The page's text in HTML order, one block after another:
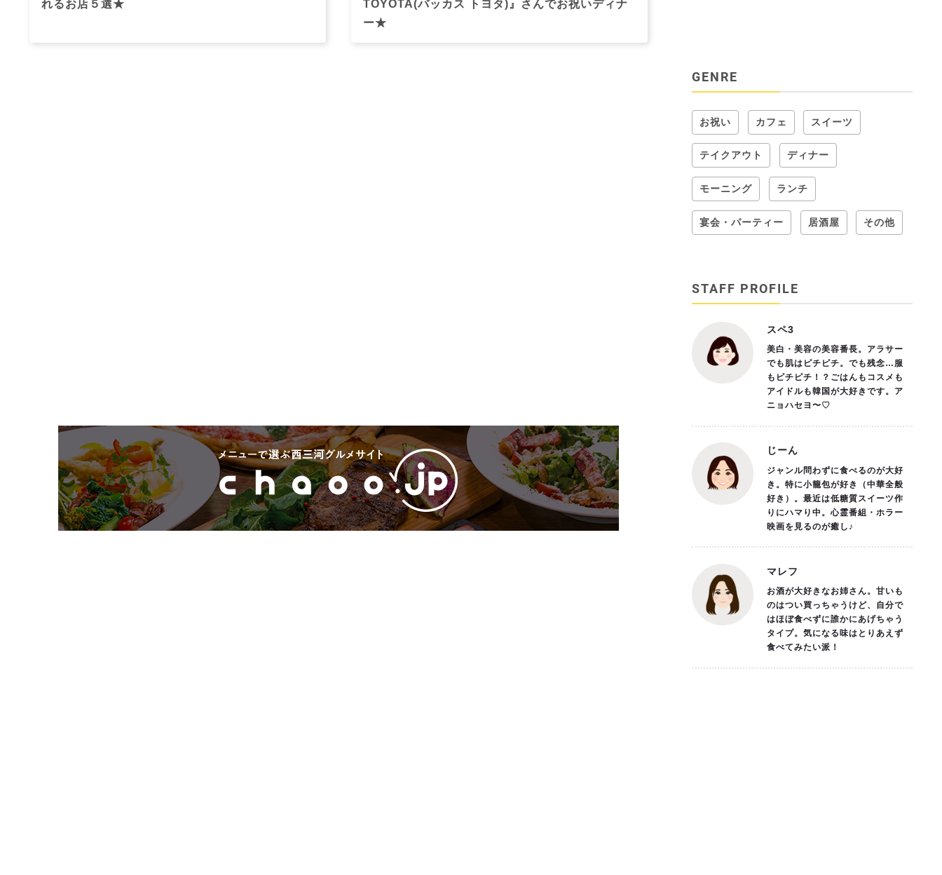
れるお店５選★
TOYOTA(バッカス トヨタ)』さんでお祝いディナ
ー★
GENRE
お祝い カフェ スイーツ
テイクアウト ディナー
モーニング ランチ
宴会・パーティー 居酒屋 その他
STAFF PROFILE
スペ3
美白・美容の美容番長。アラサー
でも肌はピチピチ。でも残念…服
もピチピチ！？ごはんもコスメも
アイドルも韓国が大好きです。ア
ニョハセヨ〜♡
じーん
ジャンル問わずに食べるのが大好
き。特に小籠包が好き（中華全般
好き）。最近は低糖質スイーツ作
りにハマり中。心霊番組・ホラー
映画を見るのが癒し♪
マレフ
お酒が大好きなお姉さん。甘いも
のはつい買っちゃうけど、自分で
はほぼ食べずに誰かにあげちゃう
タイプ。気になる味はとりあえず
食べてみたい派！